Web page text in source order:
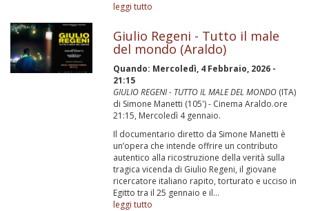
leggi tutto
Giulio Regeni - Tutto il male
del mondo (Araldo)
Quando: Mercoledì, 4 Febbraio, 2026 -
21:15
GIULIO REGENI - TUTTO IL MALE DEL MONDO (ITA)
di Simone Manetti (105') - Cinema Araldo.ore
21:15, Mercoledì 4 gennaio.
Il documentario diretto da Simone Manetti è
un’opera che intende offrire un contributo
autentico alla ricostruzione della verità sulla
tragica vicenda di Giulio Regeni, il giovane
ricercatore italiano rapito, torturato e ucciso in
Egitto tra il 25 gennaio e il...
leggi tutto